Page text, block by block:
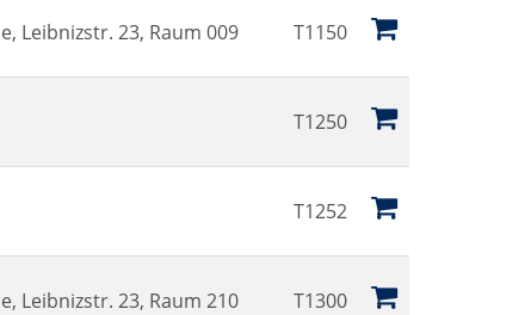
Leibnizstr. 23, Raum 009 T1150
T1250
T1252
Leibnizstr. 23, Raum 210 T1300